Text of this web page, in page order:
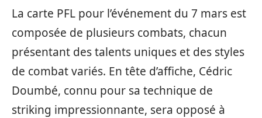
La carte PFL pour l’événement du 7 mars est
composée de plusieurs combats, chacun
présentant des talents uniques et des styles
de combat variés. En tête d’affiche, Cédric
Doumbé, connu pour sa technique de
striking impressionnante, sera opposé à